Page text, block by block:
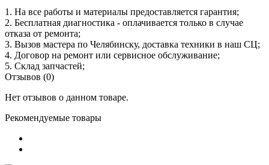
1. На все работы и материалы предоставляется гарантия;
2. Бесплатная диагностика - оплачивается только в случае
отказа от ремонта;
3. Вызов мастера по Челябинску, доставка техники в наш СЦ;
4. Договор на ремонт или сервисное обслуживание;
5. Склад запчастей;
Отзывов (0)
Нет отзывов о данном товаре.
Рекомендуемые товары